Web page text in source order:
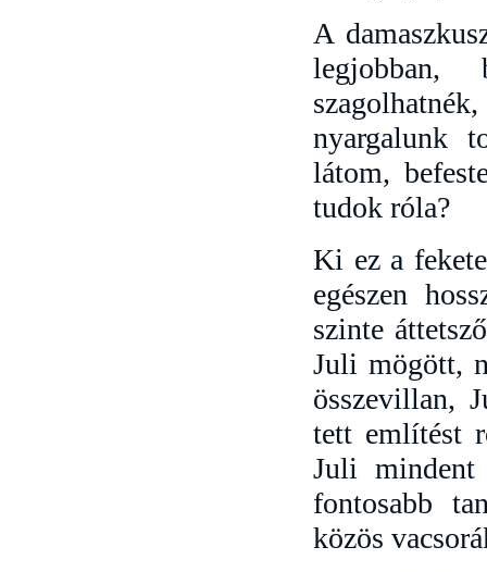
A
legjobban,
nyargalunk
látom,
tudok róla?
Ki ez a
egészen
szinte
Juli mögött,
összevillan,
tett említést
Juli
fontosabb
közös